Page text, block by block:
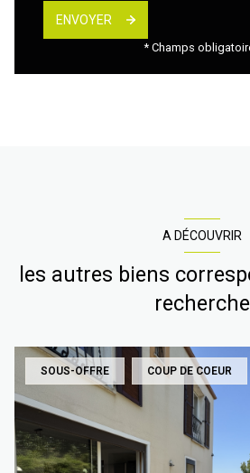
ENVOYER
* Champs
A DÉCOUVRIR
les autres biens
recherche
SOUS-OFFRE COUP DE COEUR